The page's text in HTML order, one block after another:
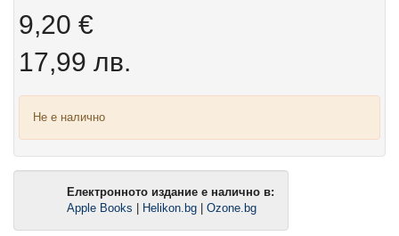
9,20 €
17,99 лв.
Не е налично
Електронното издание е налично в:
Apple Books
Helikon.bg Ozone.bg